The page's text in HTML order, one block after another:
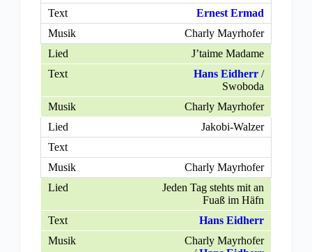
Ernest Ermad
Charly Mayrhofer
J’taime Madame
Hans Eidherr /
Swoboda
Charly Mayrhofer
Jakobi-Walzer
Charly Mayrhofer
Jeden Tag stehts mit an
Fuaß im Häfn
Hans Eidherr
Charly Mayrhofer